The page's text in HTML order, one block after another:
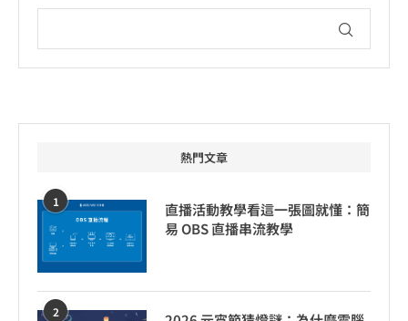
熱門文章
1
直播活動教學看這一張圖就懂：簡
易 OBS 直播串流教學
2